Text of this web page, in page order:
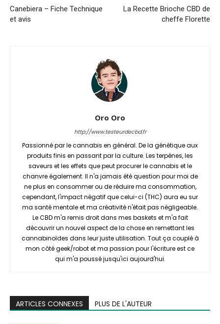
Canebiera – Fiche Technique
et avis
La Recette Brioche CBD de
cheffe Florette
Oro Oro
http://www.testeurdecbd.fr
Passionné par le cannabis en général. De la génétique aux
produits finis en passant par la culture. Les terpènes, les
saveurs et les effets que peut procurer le cannabis et le
chanvre également. Il n'a jamais été question pour moi de
ne plus en consommer ou de réduire ma consommation,
cependant, l'impact négatif que celui-ci (THC) aura eu sur
ma santé mentale et ma créativité n'était pas négligeable.
Le CBD m'a remis droit dans mes baskets et m'a fait
découvrir un nouvel aspect de la chose en remettant les
cannabinoïdes dans leur juste utilisation. Tout ça couplé à
mon côté geek/robot et ma passion pour l'écriture est ce
qui m'a poussé jusqu'ici aujourd'hui.
ARTICLES CONNEXES PLUS DE L'AUTEUR